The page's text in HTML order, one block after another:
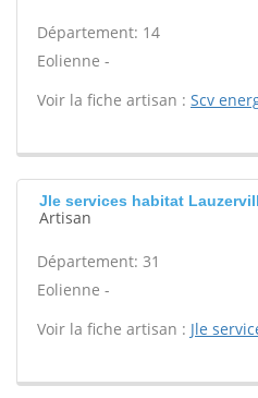
Département: 14
Eolienne -
Voir la fiche artisan : Scv
Jle services habitat
Artisan
Département: 31
Eolienne -
Voir la fiche artisan : Jle